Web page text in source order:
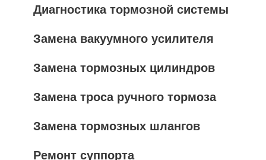
Диагностика тормозной системы
Замена вакуумного усилителя
Замена тормозных цилиндров
Замена троса ручного тормоза
Замена тормозных шлангов
Ремонт суппорта